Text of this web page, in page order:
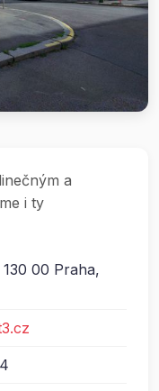
a
i ty
00 Praha,